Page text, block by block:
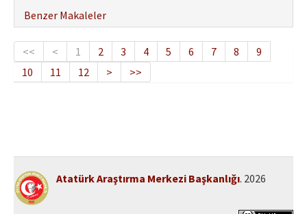
Benzer Makaleler
<< < 1 2 3 4 5 6 7 8
9
10
11 12 > >>
Atatürk Araştırma Merkezi Başkanlığı. 2026